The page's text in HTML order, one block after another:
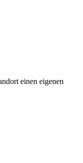
einen eigenen